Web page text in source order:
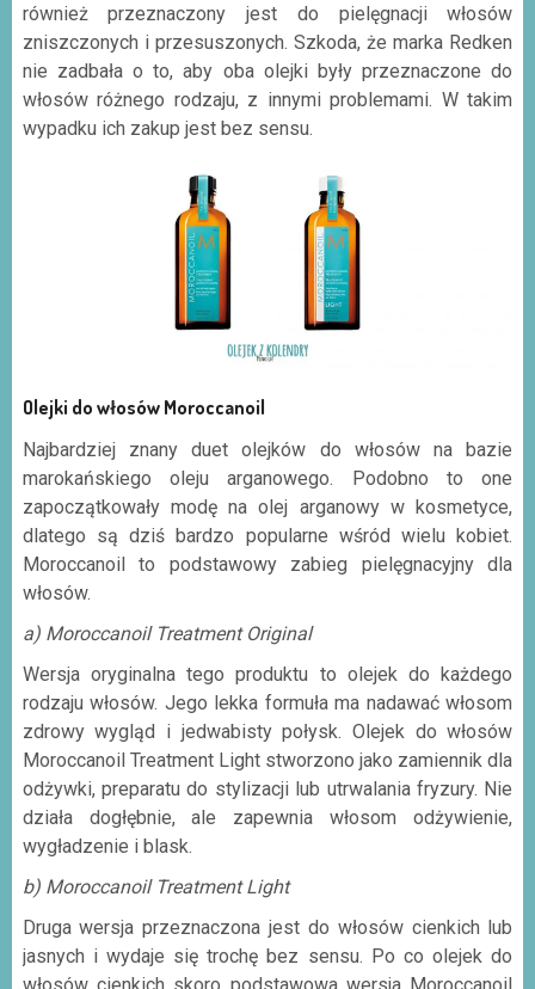
również przeznaczony jest do pielęgnacji włosów
zniszczonych i przesuszonych. Szkoda, że marka Redken
nie zadbała o to, aby oba olejki były przeznaczone do
włosów różnego rodzaju, z innymi problemami. W takim
wypadku ich zakup jest bez sensu.
Olejki do włosów Moroccanoil
Najbardziej znany duet olejków do włosów na bazie
marokańskiego oleju arganowego. Podobno to one
zapoczątkowały modę na olej arganowy w kosmetyce,
dlatego są dziś bardzo popularne wśród wielu kobiet.
Moroccanoil to podstawowy zabieg pielęgnacyjny dla
włosów.
a) Moroccanoil Treatment Original
Wersja oryginalna tego produktu to olejek do każdego
rodzaju włosów. Jego lekka formuła ma nadawać włosom
zdrowy wygląd i jedwabisty połysk. Olejek do włosów
Moroccanoil Treatment Light stworzono jako zamiennik dla
odżywki, preparatu do stylizacji lub utrwalania fryzury. Nie
działa dogłębnie, ale zapewnia włosom odżywienie,
wygładzenie i blask.
b) Moroccanoil Treatment Light
Druga wersja przeznaczona jest do włosów cienkich lub
jasnych i wydaje się trochę bez sensu. Po co olejek do